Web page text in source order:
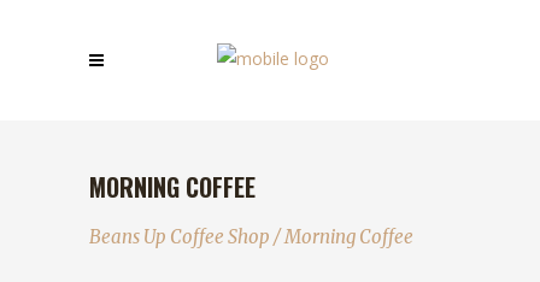
MORNING COFFEE
Beans Up Coffee Shop /Morning Coffee